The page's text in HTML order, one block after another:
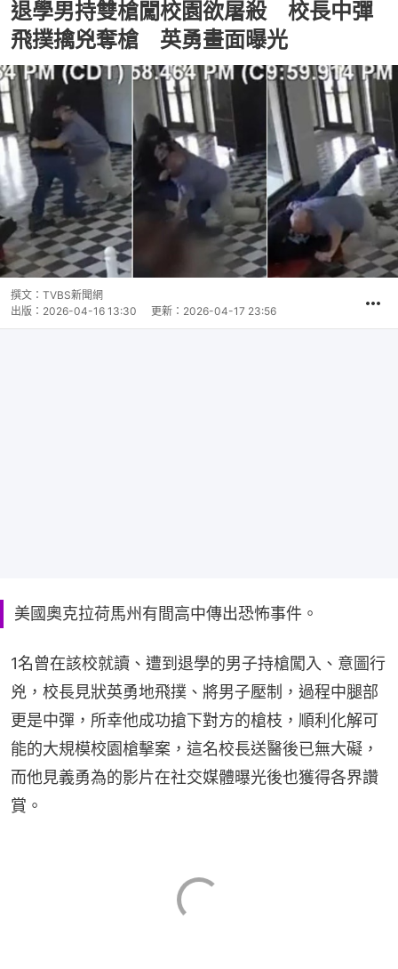
退學男持雙槍闖校園欲屠殺 校長中彈
飛撲擒兇奪槍 英勇畫面曝光
撰文： TVBS新聞網
出版： 2026-04-16 13:30 更新： 2026-04-17 23:56
美國奧克拉荷馬州有間高中傳出恐怖事件。
1名曾在該校就讀、遭到退學的男子持槍闖入、意圖行
兇，校長見狀英勇地飛撲、將男子壓制，過程中腿部
更是中彈，所幸他成功搶下對方的槍枝，順利化解可
能的大規模校園槍擊案，這名校長送醫後已無大礙，
而他見義勇為的影片在社交媒體曝光後也獲得各界讚
賞。